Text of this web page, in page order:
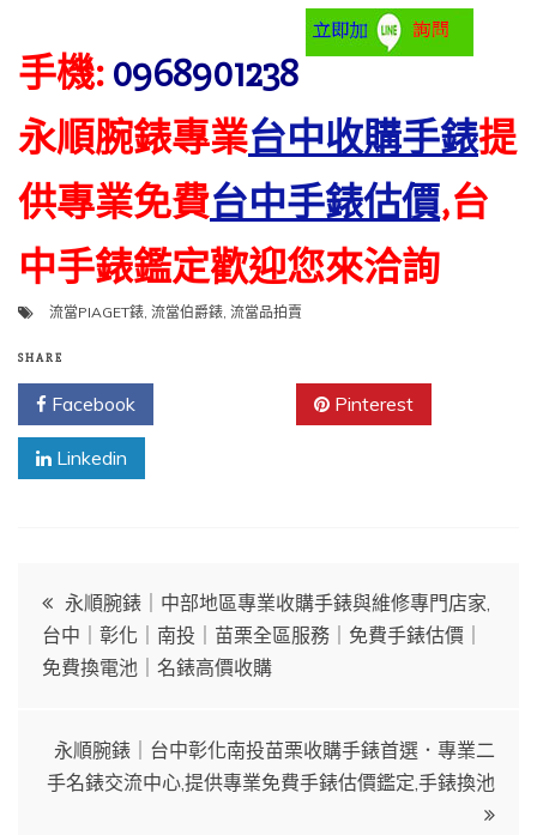
手機: 0968901238
永順腕錶專業台中收購手錶提
供專業免費台中手錶估價,台
中手錶鑑定歡迎您來洽詢
流當PIAGET錶, 流當伯爵錶, 流當品拍賣
SHARE
Facebook Pinterest
Linkedin
文
章
覽
永順腕錶｜中部地區專業收購手錶與維修專門店家,
台中｜彰化｜南投｜苗栗全區服務｜免費手錶估價｜
免費換電池｜名錶高價收購
永順腕錶｜台中彰化南投苗栗收購手錶首選．專業二
手名錶交流中心,提供專業免費手錶估價鑑定,手錶換池